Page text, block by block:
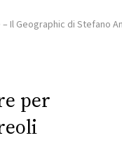
Il Geographic di Stefano
per